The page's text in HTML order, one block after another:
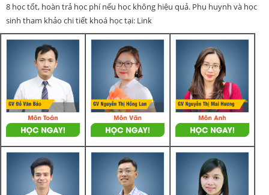
8 học tốt, hoàn trả học phí nếu học không hiệu quả. Phụ huynh và học
sinh tham khảo chi tiết khoá học tại: Link